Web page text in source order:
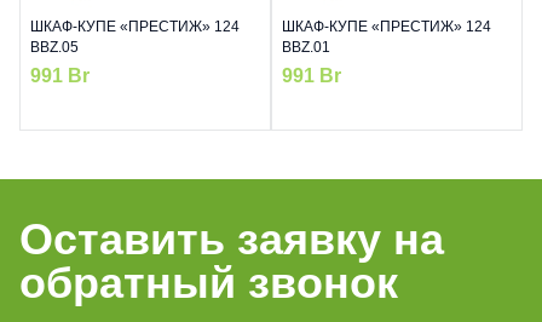
ШКАФ-КУПЕ «ПРЕСТИЖ» 124
BBZ.05
991 Br
ШКАФ-КУПЕ «ПРЕСТИЖ» 124
BBZ.01
991 Br
Оставить заявку на
обратный звонок